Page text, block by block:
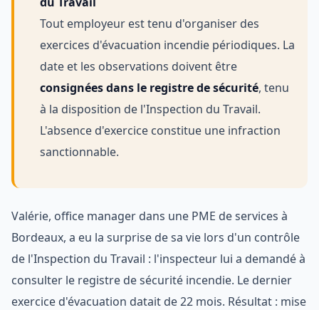
Tout employeur est tenu d'organiser des
exercices d'évacuation incendie périodiques. La
date et les observations doivent être
consignées dans le registre de sécurité, tenu
à la disposition de l'Inspection du Travail.
L'absence d'exercice constitue une infraction
sanctionnable.
Valérie, office manager dans une PME de services à
Bordeaux, a eu la surprise de sa vie lors d'un contrôle
de l'Inspection du Travail : l'inspecteur lui a demandé à
consulter le registre de sécurité incendie. Le dernier
exercice d'évacuation datait de 22 mois. Résultat : mise